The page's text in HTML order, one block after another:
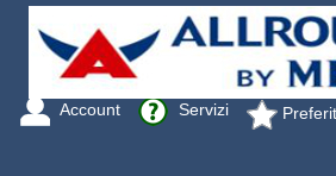
Servizi
Account